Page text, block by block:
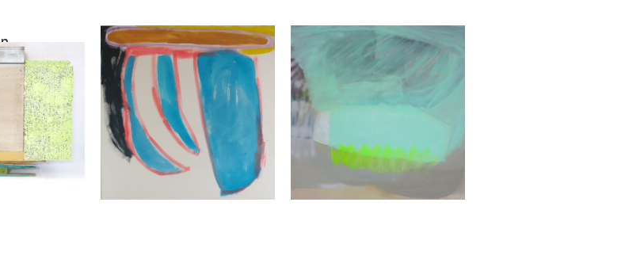
the Forest
Sara Gassmann
Herse
2015
Sara Gassmann
Ghiacco Zuccherato
2014